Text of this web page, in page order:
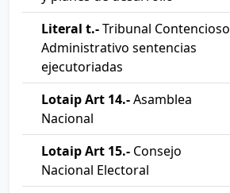
Literal t.-Tribunal Contencioso
Administrativo sentencias
ejecutoriadas
Lotaip Art 14.-Asamblea
Nacional
Lotaip Art 15.- Consejo
Nacional Electoral